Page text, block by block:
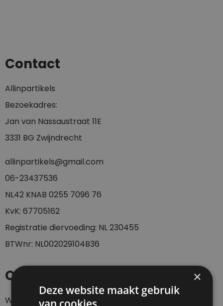
Contact
Allinpartikels
Bezoekadres:
Jan van Nassaustraat 11E
3331 BG Zwijndrecht
allinpartikels@gmail.com
06-23437536
NL42 KNAB 0255 7096 76
KvK: 67705162
Registratie diervoeding: NL 230455
BTWnr: NL002029104B36
Openingstijden
Webshop 24/7
×
Deze website maakt gebruik